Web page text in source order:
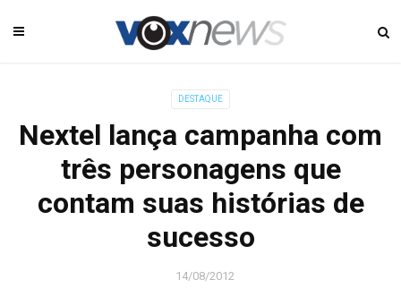
DESTAQUE
Nextel lança campanha com
três personagens que
contam suas histórias de
sucesso
14/08/2012